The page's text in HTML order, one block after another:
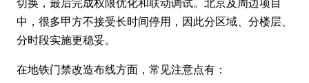
切换，最后完成权限优化和联动调试。北京及周边项目
中，很多甲方不接受长时间停用，因此分区域、分楼层、
分时段实施更稳妥。
在地铁门禁改造布线方面，常见注意点有：